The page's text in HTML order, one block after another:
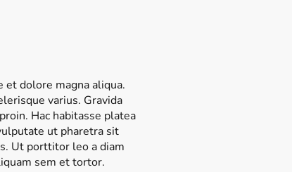
dolore magna aliqua.
varius. Gravida
Hac habitasse platea
ut pharetra sit
Ut porttitor leo a diam
sem et tortor.